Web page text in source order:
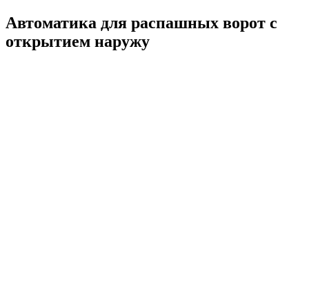
Автоматика для распашных ворот с
открытием наружу